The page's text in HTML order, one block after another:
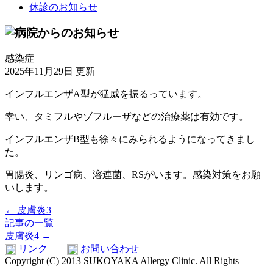
休診のお知らせ
感染症
2025年11月29日 更新
インフルエンザA型が猛威を振るっています。
幸い、タミフルやゾフルーザなどの治療薬は有効です。
インフルエンザB型も徐々にみられるようになってきまし
た。
胃腸炎、リンゴ病、溶連菌、RSがいます。感染対策をお願
いします。
← 皮膚炎3
記事の一覧
皮膚炎4 →
リンク
お問い合わせ
Copyright (C) 2013 SUKOYAKA Allergy Clinic. All Rights